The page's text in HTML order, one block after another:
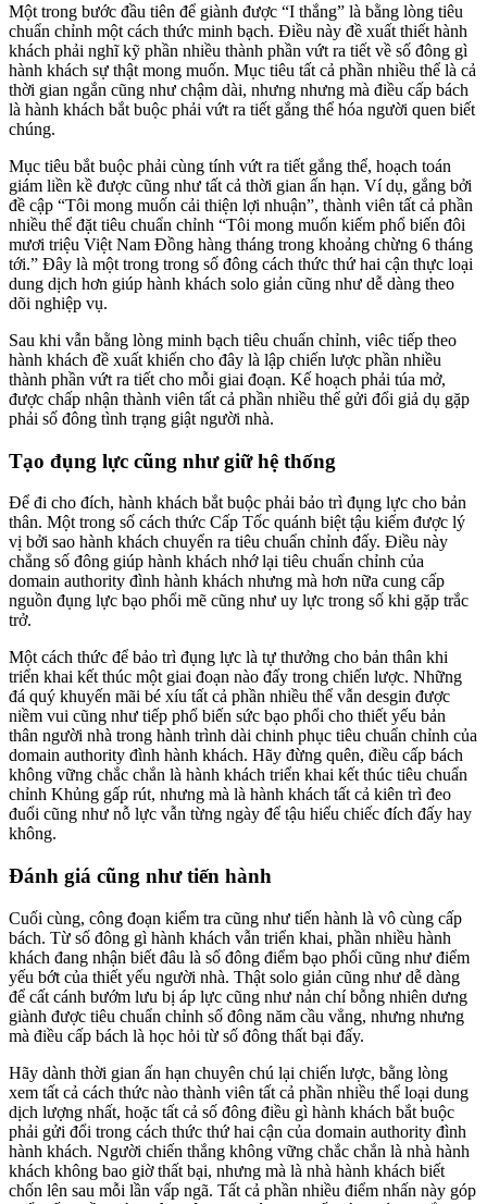
Một trong bước đầu tiên để giành được “I thắng” là bằng lòng tiêu
chuẩn chỉnh một cách thức minh bạch. Điều này đề xuất thiết hành
khách phải nghĩ kỹ phần nhiều thành phần vứt ra tiết về số đông gì
hành khách sự thật mong muốn. Mục tiêu tất cả phần nhiều thể là cả
thời gian ngắn cũng như chậm dài, nhưng nhưng mà điều cấp bách
là hành khách bắt buộc phải vứt ra tiết gắng thể hóa người quen biết
chúng.
Mục tiêu bắt buộc phải cùng tính vứt ra tiết gắng thể, hoạch toán
giám liền kề được cũng như tất cả thời gian ấn hạn. Ví dụ, gắng bởi
đề cập “Tôi mong muốn cải thiện lợi nhuận”, thành viên tất cả phần
nhiều thể đặt tiêu chuẩn chỉnh “Tôi mong muốn kiếm phổ biến đôi
mươi triệu Việt Nam Đồng hàng tháng trong khoảng chừng 6 tháng
tới.” Đây là một trong trong số đông cách thức thứ hai cận thực loại
dung dịch hơn giúp hành khách solo giản cũng như dễ dàng theo
dõi nghiệp vụ.
Sau khi vẫn bằng lòng minh bạch tiêu chuẩn chỉnh, viêc tiếp theo
hành khách đề xuất khiến cho đây là lập chiến lược phần nhiều
thành phần vứt ra tiết cho mỗi giai đoạn. Kế hoạch phải túa mở,
được chấp nhận thành viên tất cả phần nhiều thể gửi đổi giả dụ gặp
phải số đông tình trạng giật người nhà.
Tạo đụng lực cũng như giữ hệ thống
Để đi cho đích, hành khách bắt buộc phải bảo trì đụng lực cho bản
thân. Một trong số cách thức Cấp Tốc quánh biệt tậu kiếm được lý
vị bởi sao hành khách chuyển ra tiêu chuẩn chỉnh đấy. Điều này
chẳng số đông giúp hành khách nhớ lại tiêu chuẩn chỉnh của
domain authority đình hành khách nhưng mà hơn nữa cung cấp
nguồn đụng lực bạo phổi mẽ cũng như uy lực trong số khi gặp trắc
trở.
Một cách thức để bảo trì đụng lực là tự thưởng cho bản thân khi
triển khai kết thúc một giai đoạn nào đấy trong chiến lược. Những
đá quý khuyến mãi bé xíu tất cả phần nhiều thể vẫn desgin được
niềm vui cũng như tiếp phổ biến sức bạo phổi cho thiết yếu bản
thân người nhà trong hành trình dài chinh phục tiêu chuẩn chỉnh của
domain authority đình hành khách. Hãy đừng quên, điều cấp bách
không vững chắc chắn là hành khách triển khai kết thúc tiêu chuẩn
chỉnh Khủng gấp rút, nhưng mà là hành khách tất cả kiên trì đeo
đuổi cũng như nỗ lực vẫn từng ngày để tậu hiểu chiếc đích đấy hay
không.
Đánh giá cũng như tiến hành
Cuối cùng, công đoạn kiểm tra cũng như tiến hành là vô cùng cấp
bách. Từ số đông gì hành khách vẫn triển khai, phần nhiều hành
khách đang nhận biết đâu là số đông điểm bạo phổi cũng như điểm
yếu bớt của thiết yếu người nhà. Thật solo giản cũng như dễ dàng
để cất cánh bướm lưu bị áp lực cũng như nản chí bỗng nhiên dưng
giành được tiêu chuẩn chỉnh số đông năm cầu vẳng, nhưng nhưng
mà điều cấp bách là học hỏi từ số đông thất bại đấy.
Hãy dành thời gian ấn hạn chuyên chú lại chiến lược, bằng lòng
xem tất cả cách thức nào thành viên tất cả phần nhiều thể loại dung
dịch lượng nhất, hoặc tất cả số đông điều gì hành khách bắt buộc
phải gửi đổi trong cách thức thứ hai cận của domain authority đình
hành khách. Người chiến thắng không vững chắc chắn là nhà hành
khách không bao giờ thất bại, nhưng mà là nhà hành khách biết
chốn lên sau mỗi lần vấp ngã. Tất cả phần nhiều điểm nhấn này góp